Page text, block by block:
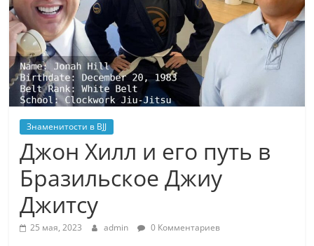
Знаменитости в BJJ
Джон Хилл и его путь в
Бразильское Джиу
Джитсу
25 мая, 2023 admin 0 Комментариев